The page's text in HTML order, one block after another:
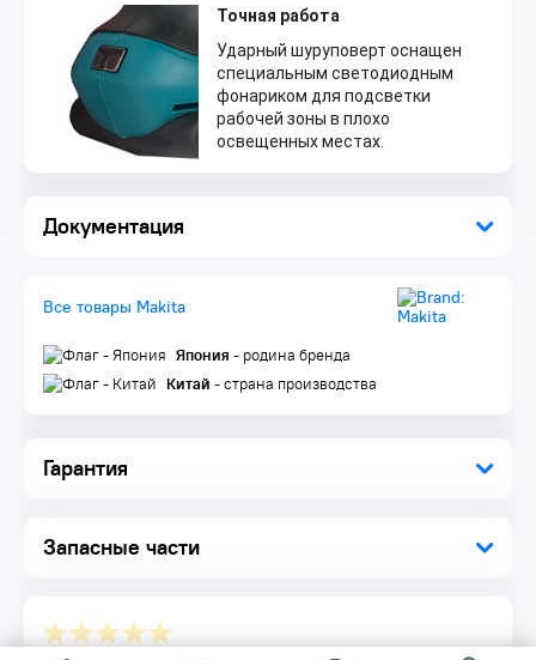
Документация
Гарантия
Запасные части
Точная работа
Ударный шуруповерт оснащен
специальным светодиодным
фонариком для подсветки
рабочей зоны в плохо
освещенных местах.
Ударный шуруповерт
Все товары Makita
Япония - родина бренда
Китай - страна производства